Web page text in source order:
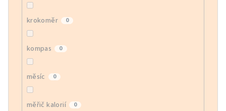
krokoměr 0
kompas 0
měsíc 0
měřič kalorií 0